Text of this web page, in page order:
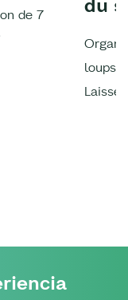
de 7
du
loups,